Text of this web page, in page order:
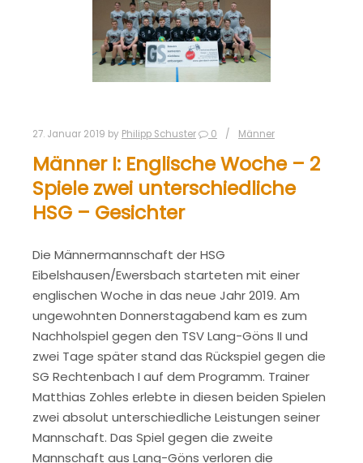
27. Januar 2019 by Philipp Schuster 0 Männer
Männer I: Englische Woche – 2
Spiele zwei unterschiedliche
HSG – Gesichter
Die Männermannschaft der HSG
Eibelshausen/Ewersbach starteten mit einer
englischen Woche in das neue Jahr 2019. Am
ungewohnten Donnerstagabend kam es zum
Nachholspiel gegen den TSV Lang-Göns II und
zwei Tage später stand das Rückspiel gegen die
SG Rechtenbach I auf dem Programm. Trainer
Matthias Zohles erlebte in diesen beiden Spielen
zwei absolut unterschiedliche Leistungen seiner
Mannschaft. Das Spiel gegen die zweite
Mannschaft aus Lang-Göns verloren die